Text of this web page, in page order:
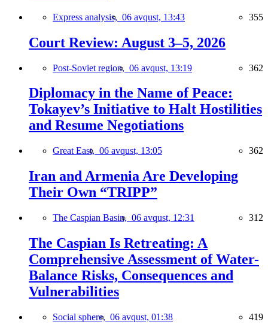
Express analysis, 06 avqust, 13:43 355
Court Review: August 3–5, 2026
Post-Soviet region, 06 avqust, 13:19 362
Diplomacy in the Name of Peace:
Tokayev’s Initiative to Halt Hostilities
and Resume Negotiations
Great East, 06 avqust, 13:05 362
Iran and Armenia Are Developing
Their Own “TRIPP”
The Caspian Basin, 06 avqust, 12:31 312
The Caspian Is Retreating: A
Comprehensive Assessment of Water-
Balance Risks, Consequences and
Vulnerabilities
Social sphere, 06 avqust, 01:38 419